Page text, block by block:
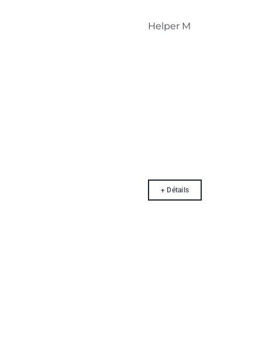
Helper M
+ Détails